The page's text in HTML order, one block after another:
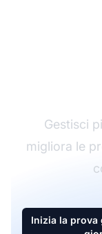
Gestisci
migliora le
Inizia la